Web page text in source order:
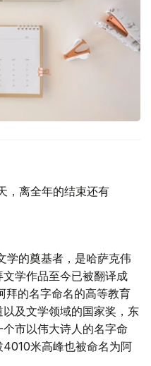
，离全年的结束还有
学的奠基者，是哈萨克伟
学作品至今已被翻译成
拜的名字命名的高等教育
及文学领域的国家奖，东
市以伟大诗人的名字命
米高峰也被命名为阿